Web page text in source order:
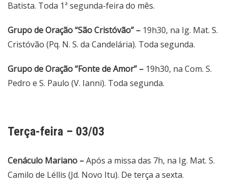
Batista. Toda 1ª segunda-feira do mês.
Grupo de Oração “São Cristóvão” – 19h30, na Ig. Mat. S.
Cristóvão (Pq. N. S. da Candelária). Toda segunda.
Grupo de Oração “Fonte de Amor” – 19h30, na Com. S.
Pedro e S. Paulo (V. Ianni). Toda segunda.
Terça-feira – 03/03
Cenáculo Mariano –Após a missa das 7h, na Ig. Mat. S.
Camilo de Léllis (Jd. Novo Itu). De terça a sexta.